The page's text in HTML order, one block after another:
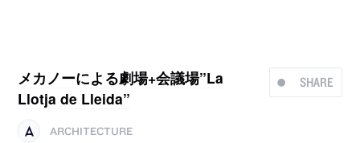
SHARE
メカノーによる劇場+会議場”La
Llotja de Lleida”
ARCHITECTURE